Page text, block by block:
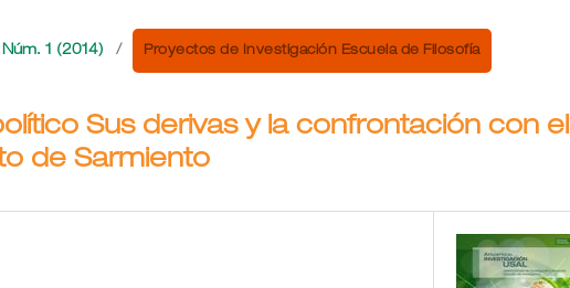
Núm. 1 (2014) / Proyectos de Investigación Escuela de Filosofía
Sus derivas y la confrontación con el
de Sarmiento